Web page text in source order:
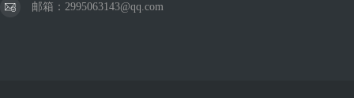
邮箱：2995063143@qq.com